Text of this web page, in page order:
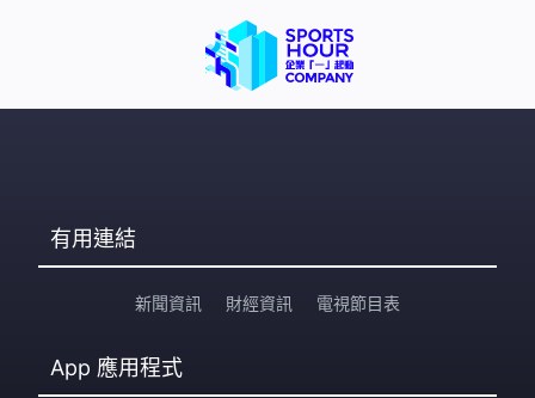
有用連結
新聞資訊 財經資訊 電視節目表
App 應用程式